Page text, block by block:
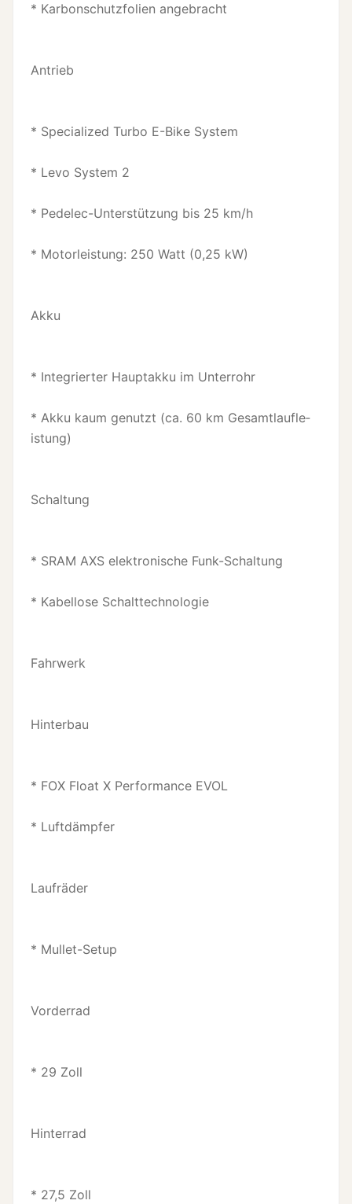
* Karbonschutzfolien angebracht
Antrieb
* Specialized Turbo E-Bike System
* Levo System 2
* Pedelec-Unte­rstützung bis 25 km/h
* Motorleistung: 250 Watt (0,25 kW)
Akku
* Integrierter Hauptakku im Unterrohr
* Akku kaum genutzt (ca. 60 km Gesamtlaufle­
istung)
Schaltung
* SRAM AXS elektronische Funk-Schaltung
* Kabellose Schalttechnologie
Fahrwerk
Hinterbau
* FOX Float X Performance EVOL
* Luftdämpfer
Laufräder
* Mullet-Setup
Vorderrad
* 29 Zoll
Hinterrad
* 27,5 Zoll